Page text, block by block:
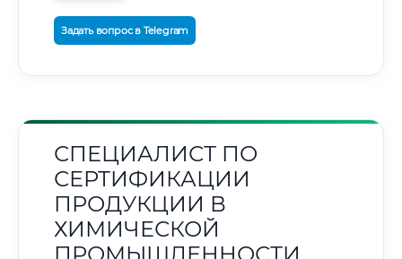
Задать вопрос в Telegram
СПЕЦИАЛИСТ ПО
СЕРТИФИКАЦИИ
ПРОДУКЦИИ В
ХИМИЧЕСКОЙ